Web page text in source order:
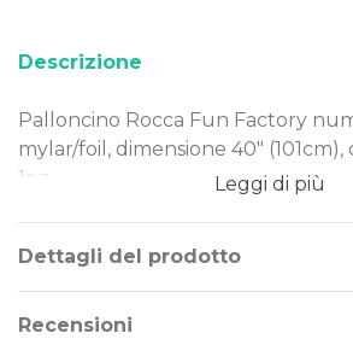
Descrizione
Palloncino Rocca Fun Factory
mylar/foil, dimensione 40"
1pz.
Dimensione: 40" (101cm)
Materiale: mylar-foil
Gonfiaggio: aria o elio
Leggi di più
Dettagli del prodotto
Recensioni